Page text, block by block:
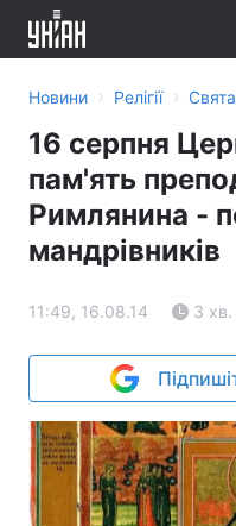
Новини › Релігії › Свята
16 серпня
пам'ять
Римлянина -
мандрівників
11:49, 16.08.14 3 хв.